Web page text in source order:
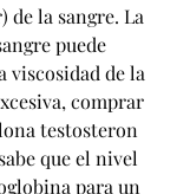
de la sangre. La
puede
viscosidad de la
comprar
testosteron
que el nivel
para un